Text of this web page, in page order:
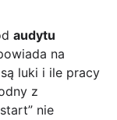
audytu
na
luki i ile pracy
z
nie